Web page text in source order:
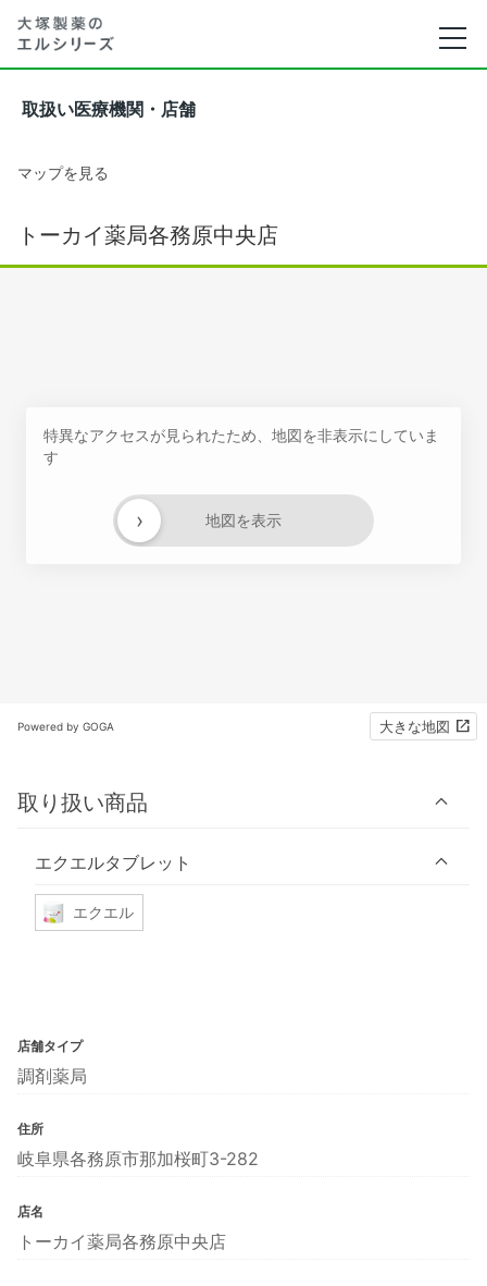
取扱い医療機関・店舗
マップを見る
トーカイ薬局各務原中央店
特異なアクセスが見られたため、地図を非表示にしていま
す
地図を表示
›
Powered by GOGA 大きな地図
取り扱い商品
エクエルタブレット
エクエル
店舗タイプ
調剤薬局
住所
岐阜県各務原市那加桜町3-282
店名
トーカイ薬局各務原中央店